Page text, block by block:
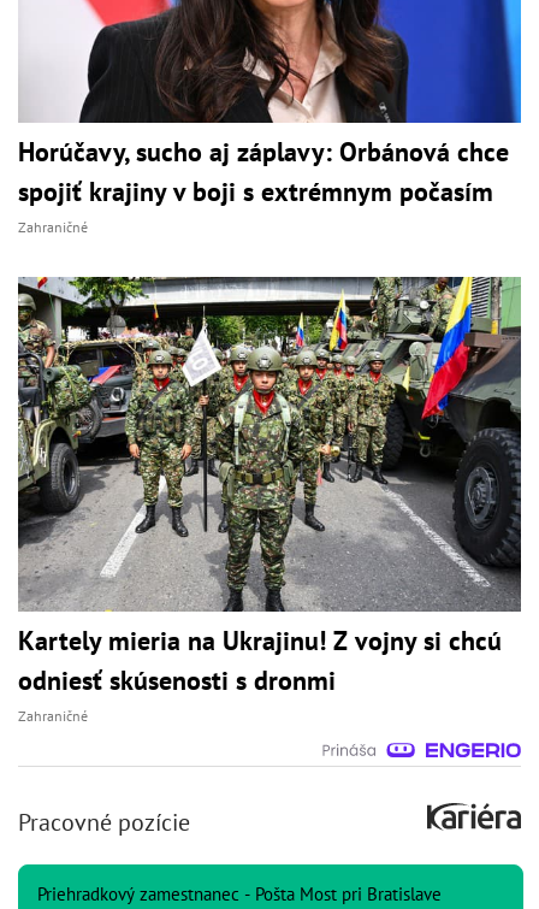
Horúčavy, sucho aj záplavy: Orbánová chce
spojiť krajiny v boji s extrémnym počasím
Zahraničné
Kartely mieria na Ukrajinu! Z vojny si chcú
odniesť skúsenosti s dronmi
Zahraničné
Pracovné pozície
Priehradkový zamestnanec - Pošta Most pri Bratislave